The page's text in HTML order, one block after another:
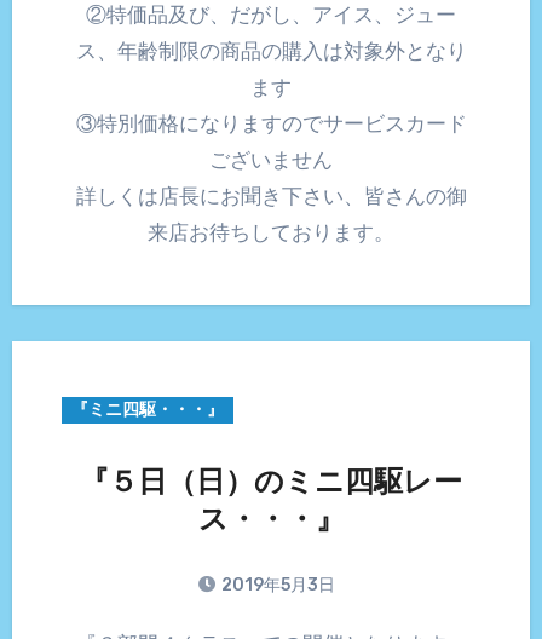
②特価品及び、だがし、アイス、ジュー
ス、年齢制限の商品の購入は対象外となり
ます
③特別価格になりますのでサービスカード
ございません
詳しくは店長にお聞き下さい、皆さんの御
来店お待ちしております。
『ミニ四駆・・・』
『５日（日）のミニ四駆レー
ス・・・』
2019年5月3日